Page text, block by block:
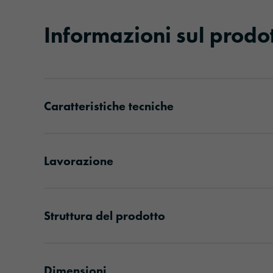
Informazioni sul
Caratteristiche tecniche
Lavorazione
Struttura del prodotto